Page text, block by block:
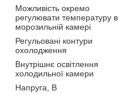
Можливість окремо
регулювати температуру в
морозильній камері
Регульовані контури
охолодження
Внутрішнє освітлення
холодильної камери
Напруга, В